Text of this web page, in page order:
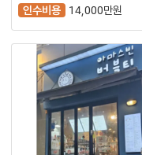
인수비용
14,000만원